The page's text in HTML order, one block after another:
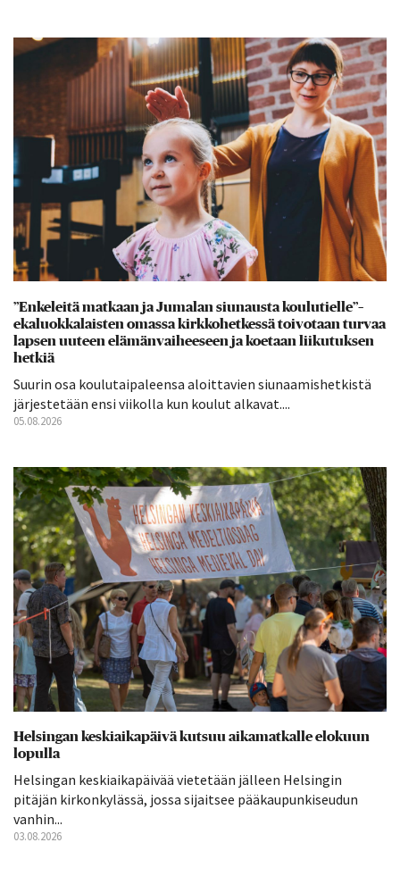
”Enkeleitä matkaan ja Jumalan siunausta koulutielle”–
ekaluokkalaisten omassa kirkkohetkessä toivotaan turvaa
lapsen uuteen elämänvaiheeseen ja koetaan liikutuksen
hetkiä
Suurin osa koulutaipaleensa aloittavien siunaamishetkistä
järjestetään ensi viikolla kun koulut alkavat....
05.08.2026
Helsingan keskiaikapäivä kutsuu aikamatkalle elokuun
lopulla
Helsingan keskiaikapäivää vietetään jälleen Helsingin
pitäjän kirkonkylässä, jossa sijaitsee pääkaupunkiseudun
vanhin...
03.08.2026